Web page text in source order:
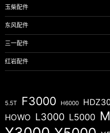
玉柴配件
东风配件
三一配件
红岩配件
5.5T F3000 H6000
HOWO L3000 L5000